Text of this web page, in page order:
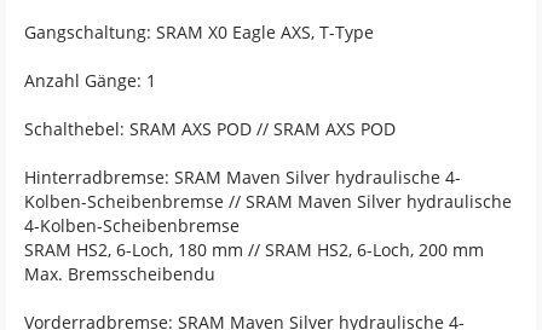
Gangschaltung: SRAM X0 Eagle AXS, T-Type
Anzahl Gänge: 1
Schalthebel: SRAM AXS POD // SRAM AXS POD
Hinterradbremse: SRAM Maven Silver hydraulische 4-
Kolben-Scheibenbremse // SRAM Maven Silver hydraulische
4-Kolben-Scheibenbremse
SRAM HS2, 6-Loch, 180 mm // SRAM HS2, 6-Loch, 200 mm
Max. Bremsscheibendu
Vorderradbremse: SRAM Maven Silver hydraulische 4-